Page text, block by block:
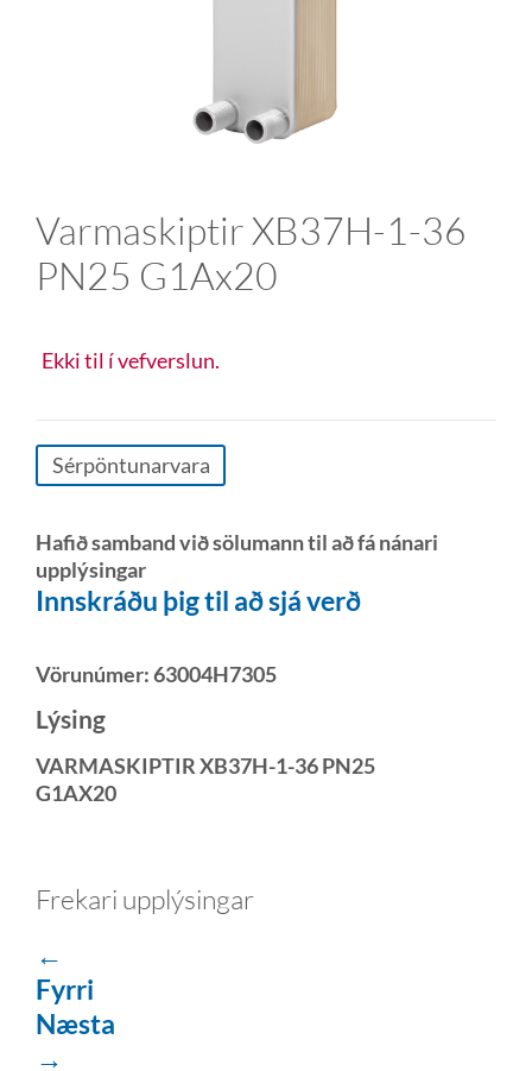
Varmaskiptir XB37H-1-36
PN25 G1Ax20
Ekki til í vefverslun.
Sérpöntunarvara
Hafið samband við sölumann til að fá nánari
upplýsingar
Innskráðu þig til að sjá verð
Vörunúmer:63004H7305
Lýsing
VARMASKIPTIR XB37H-1-36 PN25
G1AX20
Frekari upplýsingar
←
Fyrri
Næsta
→